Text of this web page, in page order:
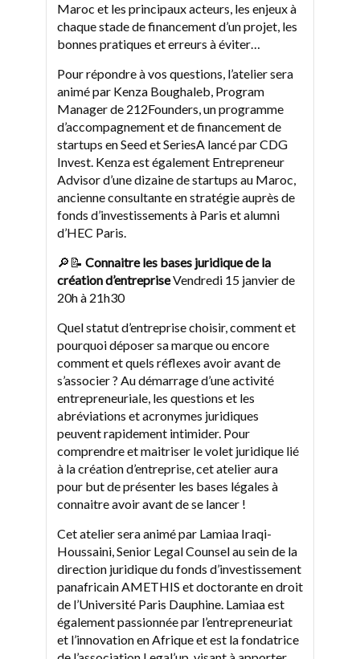
Maroc et les principaux acteurs, les enjeux à
chaque stade de financement d’un projet, les
bonnes pratiques et erreurs à éviter…
Pour répondre à vos questions, l’atelier sera
animé par Kenza Boughaleb, Program
Manager de 212Founders, un programme
d’accompagnement et de financement de
startups en Seed et SeriesA lancé par CDG
Invest. Kenza est également Entrepreneur
Advisor d’une dizaine de startups au Maroc,
ancienne consultante en stratégie auprès de
fonds d’investissements à Paris et alumni
d’HEC Paris.
🔎📝 Connaitre les bases juridique de la
création d’entrepriseVendredi 15 janvier de
20h à 21h30
Quel statut d’entreprise choisir, comment et
pourquoi déposer sa marque ou encore
comment et quels réflexes avoir avant de
s’associer ? Au démarrage d’une activité
entrepreneuriale, les questions et les
abréviations et acronymes juridiques
peuvent rapidement intimider. Pour
comprendre et maitriser le volet juridique lié
à la création d’entreprise, cet atelier aura
pour but de présenter les bases légales à
connaitre avoir avant de se lancer !
Cet atelier sera animé par Lamiaa Iraqi-
Houssaini, Senior Legal Counsel au sein de la
direction juridique du fonds d’investissement
panafricain AMETHIS et doctorante en droit
de l’Université Paris Dauphine. Lamiaa est
également passionnée par l’entrepreneuriat
et l’innovation en Afrique et est la fondatrice